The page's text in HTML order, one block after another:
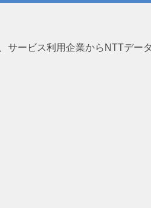
サービス利用企業からNTTデー